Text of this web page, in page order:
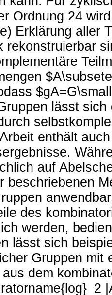
Ordnung 24
Erklärung aller
rekonstruierbar
lässt
enthält
auf
beschriebenen
des
werden,
lässt sich
Gruppen mit
dem